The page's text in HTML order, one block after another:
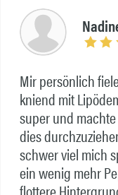
Mir persönlich
kniend mit
super und
dies
schwer viel mich
ein wenig mehr